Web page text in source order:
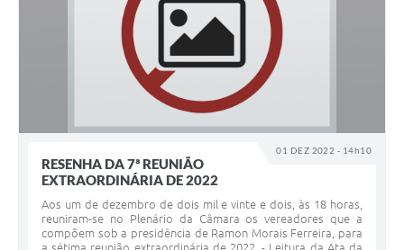
01 DEZ 2022 - 14h10
RESENHA DA 7ª REUNIÃO
EXTRAORDINÁRIA DE 2022
Aos um de dezembro de dois mil e vinte e dois, às 18 horas,
reuniram-se no Plenário da Câmara os vereadores que a
compõem sob a presidência de Ramon Morais Ferreira, para
a sétima reunião extraordinária de 2022. - Leitura da Ata da